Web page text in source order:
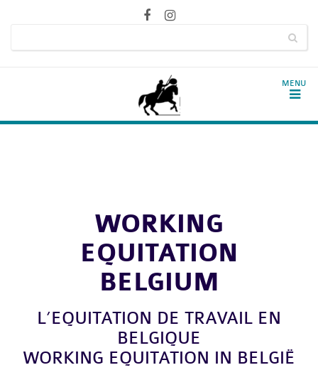
WORKING
EQUITATION
BELGIUM
L’EQUITATION DE TRAVAIL EN
BELGIQUE
WORKING EQUITATION IN BELGIË